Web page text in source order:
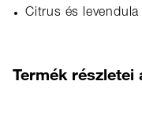
Citrus és levendula
Termék részletei